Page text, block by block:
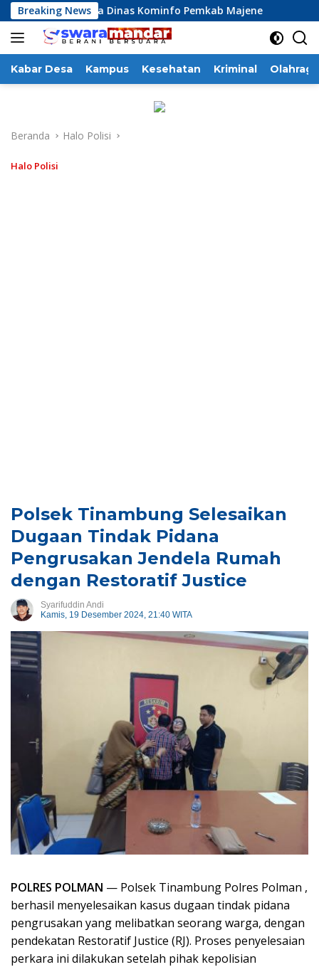
Langsung
ke
konten
Breaking News
Kinerja Dinas Kominfo Pemkab Majene 13
Kabar Desa Kampus Kesehatan Kriminal Olahraga
Beranda Halo Polisi
Halo Polisi
Polsek Tinambung Selesaikan
Dugaan Tindak Pidana
Pengrusakan Jendela Rumah
dengan Restoratif Justice
Syarifuddin Andi
Kamis, 19 Desember 2024, 21:40 WITA
POLRES POLMAN — Polsek Tinambung Polres Polman ,
berhasil menyelesaikan kasus dugaan tindak pidana
pengrusakan yang melibatkan seorang warga, dengan
pendekatan Restoratif Justice (RJ). Proses penyelesaian
perkara ini dilakukan setelah pihak kepolisian